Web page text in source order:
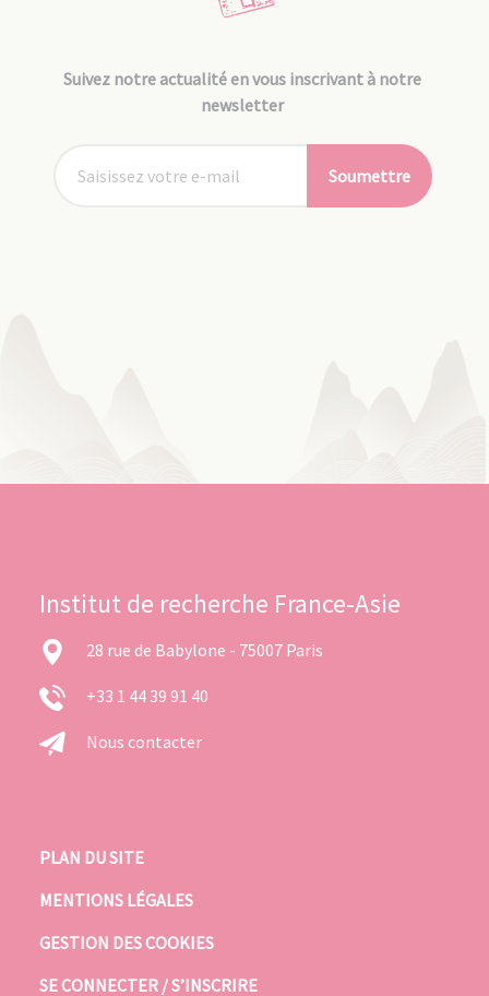
Suivez notre actualité en vous inscrivant à notre
newsletter
Soumettre
Institut de recherche France-Asie
28 rue de Babylone - 75007 Paris
+33 1 44 39 91 40
Nous contacter
PLAN DU SITE
MENTIONS LÉGALES
GESTION DES COOKIES
SE CONNECTER / S’INSCRIRE